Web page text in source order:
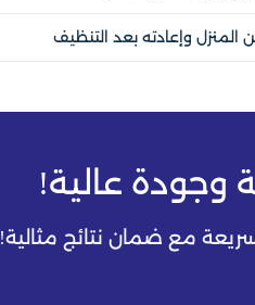
المنزل وإعادته بعد التنظيف
وجودة عالية!
مع ضمان نتائج مثالية!